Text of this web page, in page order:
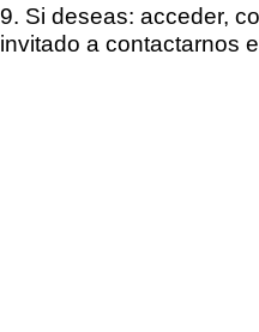
9. Si deseas: acceder,
invitado a contactarnos